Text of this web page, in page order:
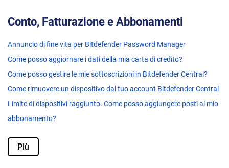
Conto, Fatturazione e Abbonamenti
Annuncio di fine vita per Bitdefender Password Manager
Come posso aggiornare i dati della mia carta di credito?
Come posso gestire le mie sottoscrizioni in Bitdefender Central?
Come rimuovere un dispositivo dal tuo account Bitdefender Central
Limite di dispositivi raggiunto. Come posso aggiungere posti al mio
abbonamento?
Più